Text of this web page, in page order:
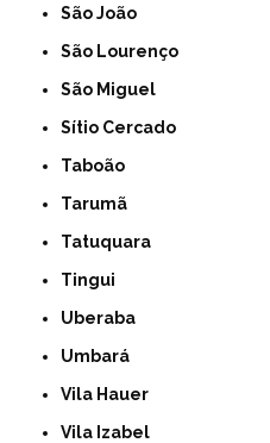
São João
São Lourenço
São Miguel
Sítio Cercado
Taboão
Tarumã
Tatuquara
Tingui
Uberaba
Umbará
Vila Hauer
Vila Izabel